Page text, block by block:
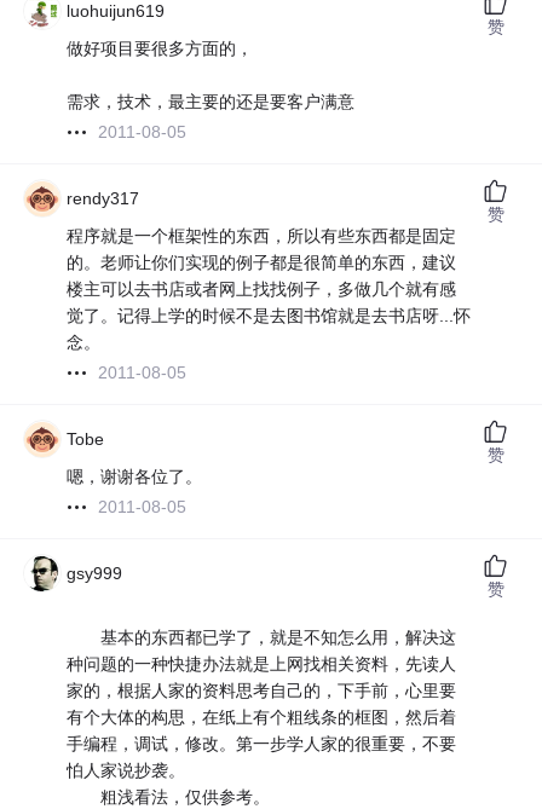
luohuijun619
做好项目要很多方面的，
需求，技术，最主要的还是要客户满意
2011-08-05
赞
rendy317
程序就是一个框架性的东西，所以有些东西都是固定
的。老师让你们实现的例子都是很简单的东西，建议
楼主可以去书店或者网上找找例子，多做几个就有感
觉了。记得上学的时候不是去图书馆就是去书店呀...怀
念。
2011-08-05
赞
Tobe
嗯，谢谢各位了。
2011-08-05
赞
gsy999
基本的东西都已学了，就是不知怎么用，解决这
种问题的一种快捷办法就是上网找相关资料，先读人
家的，根据人家的资料思考自己的，下手前，心里要
有个大体的构思，在纸上有个粗线条的框图，然后着
手编程，调试，修改。第一步学人家的很重要，不要
怕人家说抄袭。
粗浅看法，仅供参考。
赞